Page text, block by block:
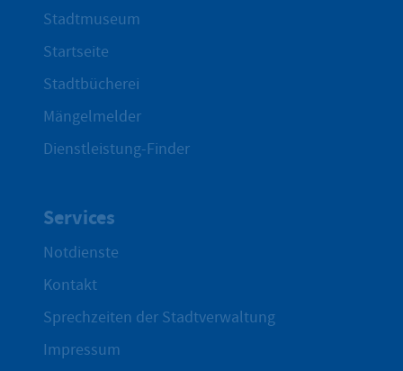
Stadtmuseum
Startseite
Stadtbücherei
Mängelmelder
Dienstleistung-Finder
Services
Notdienste
Kontakt
Sprechzeiten der Stadtverwaltung
Impressum